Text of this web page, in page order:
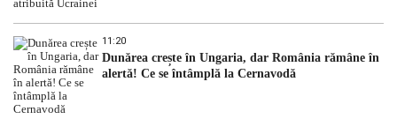
11:20
Dunărea crește în Ungaria, dar România rămâne în
alertă! Ce se întâmplă la Cernavodă